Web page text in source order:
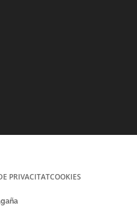
PRIVACITATCOOKIES